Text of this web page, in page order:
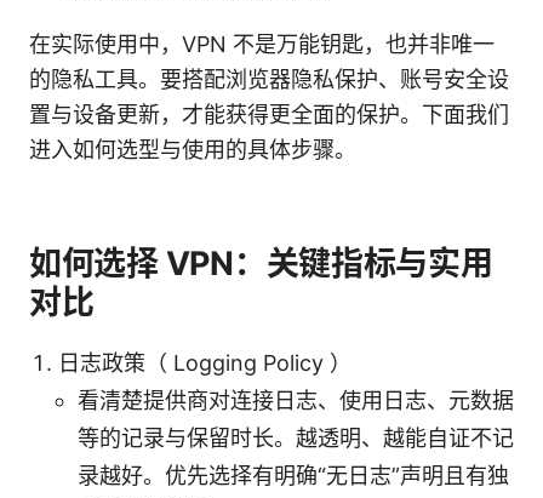
在实际使用中，VPN 不是万能钥匙，也并非唯一
的隐私工具。要搭配浏览器隐私保护、账号安全设
置与设备更新，才能获得更全面的保护。下面我们
进入如何选型与使用的具体步骤。
如何选择 VPN：关键指标与实用
对比
日志政策（ Logging Policy ）
看清楚提供商对连接日志、使用日志、元数据
等的记录与保留时长。越透明、越能自证不记
录越好。优先选择有明确“无日志”声明且有独